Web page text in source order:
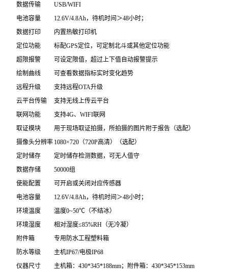
数据传输
USB/WIFI
电池容量
12.6V/4.8Ah，待机时间＞48小时；
数据打印
内置热敏打印机
定位功能
标配GPS定位，可定制北斗或其他定位功能
超限报警
可设定限值，超过上下值自动报警提示
绘制曲线
可查看数据指标实时变化趋势
远程升级
支持远程OTA升级
云平台传输
支持无线上传云平台
联网功能
支持4G、WIFI联网
取证模块
用于现场取证拍摄，所拍摄的图片附于报告（选配）
摄像头分辨率 1080×720（720P高清）（选配）
定时储存
定时储存检测数据，可无人值守
数据存储
50000组
使能配置
可开启或关闭对应传感器
电池容量
12.6V/4.8Ah，待机时间＞48小时；
环境温度
温度0~50℃（不结冰）
环境湿度
相对湿度≤85%RH（无冷凝）
附件箱
专用防水工程塑料箱
防水等级
主机IP67/电极IP68
仪器尺寸
主机箱：430*345*188mm；附件箱：430*345*153mm